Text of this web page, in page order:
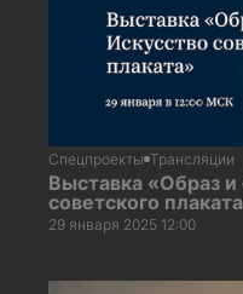
Спецпроекты Трансляции
Выставка «Образ и
советского
29 января 2025 12:00